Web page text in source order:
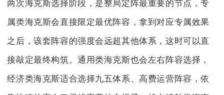
两次海克斯选择阶段，是整局定阵最重要的节点，专
属类海克斯会直接限定最优阵容，拿到对应专属效果
之后，该套阵容的强度会远超其他体系，这时可以直
接敲定最终构筑。通用类海克斯也会左右阵容选择，
经济类海克斯适合选择九五体系、高费运营阵容，依